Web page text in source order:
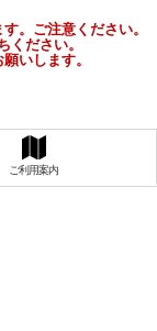
。ご注意ください。
ださい。
いします。
ご利用案内